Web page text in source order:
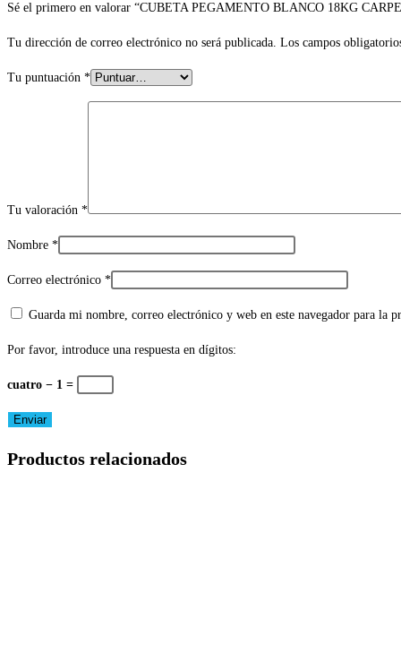
Sé el primero en valorar “CUBETA PEGAMENTO BLANCO 18KG
Tu dirección de correo electrónico no será publicada. Los campos
Tu puntuación *
Tu valoración *
Nombre *
Correo electrónico *
Guarda mi nombre, correo electrónico y web en este navegador para la
Por favor, introduce una respuesta en dígitos:
cuatro − 1 =
Productos relacionados